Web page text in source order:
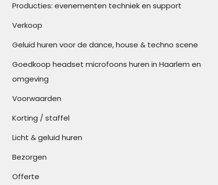
Producties: evenementen techniek en support
Verkoop
Geluid huren voor de dance, house & techno scene
Goedkoop headset microfoons huren in Haarlem en
omgeving
Voorwaarden
Korting / staffel
Licht & geluid huren
Bezorgen
Offerte